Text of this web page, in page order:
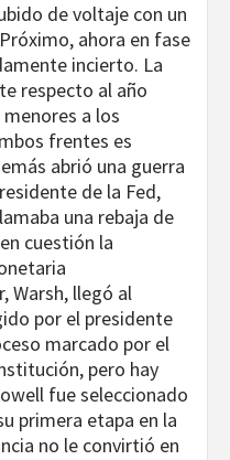
de voltaje con un
ahora en fase
incierto. La
respecto al año
a los
frentes es
abrió una guerra
de la Fed,
una rebaja de
cuestión la
Warsh, llegó al
por el presidente
marcado por el
pero hay
fue seleccionado
primera etapa en la
no le convirtió en